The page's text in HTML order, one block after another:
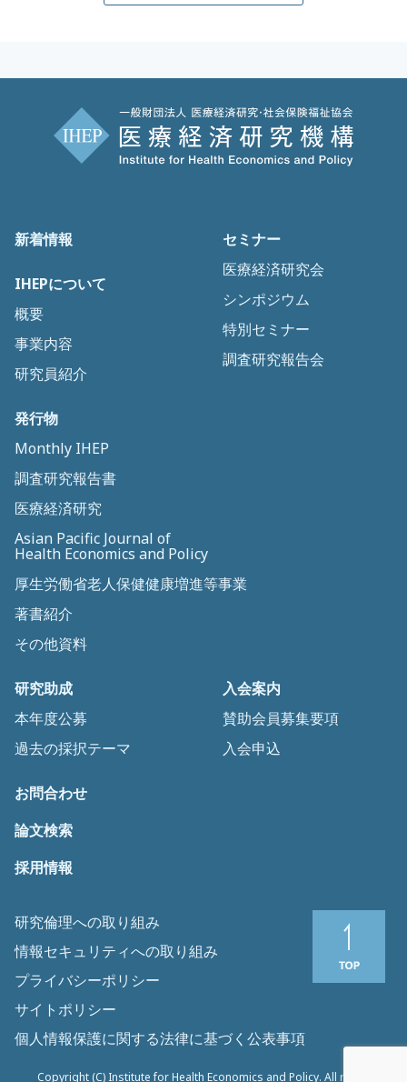
新着情報
IHEPについて
概要
事業内容
研究員紹介
セミナー
医療経済研究会
シンポジウム
特別セミナー
調査研究報告会
発行物
Monthly IHEP
調査研究報告書
医療経済研究
Asian Pacific Journal of
Health Economics and Policy
厚生労働省老人保健健康増進等事業
著書紹介
その他資料
研究助成
本年度公募
過去の採択テーマ
入会案内
賛助会員募集要項
入会申込
お問合わせ
論文検索
採用情報
研究倫理への取り組み
情報セキュリティへの取り組み
プライバシーポリシー
サイトポリシー
個人情報保護に関する法律に基づく公表事項
Copyright (C) Institute for Health Economics and Policy. All rights